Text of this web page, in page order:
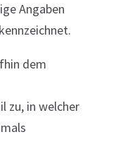
Angaben
dem
zu, in welcher